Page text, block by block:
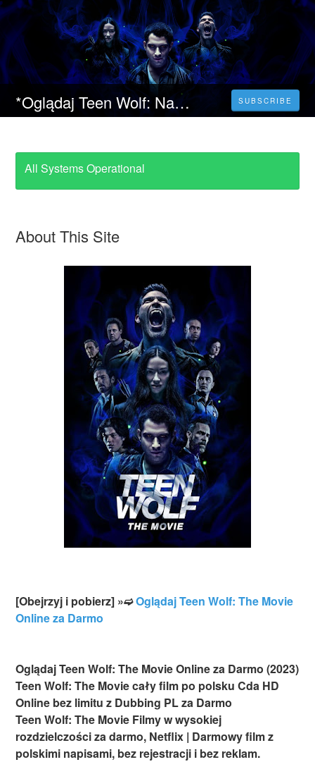
*Oglądaj Teen Wolf: Nastoletni wilkołak - Film (2023) Cały Film Online PL Darmo SUBSCRIBE
All Systems Operational
About This Site
[Obejrzyj i pobierz] »➫Oglądaj Teen Wolf: The Movie
Online za Darmo
Oglądaj Teen Wolf: The Movie Online za Darmo (2023)
Teen Wolf: The Movie cały film po polsku Cda HD
Online bez limitu z Dubbing PL za Darmo
Teen Wolf: The Movie Filmy w wysokiej
rozdzielczości za darmo, Netflix | Darmowy film z
polskimi napisami, bez rejestracji i bez reklam.